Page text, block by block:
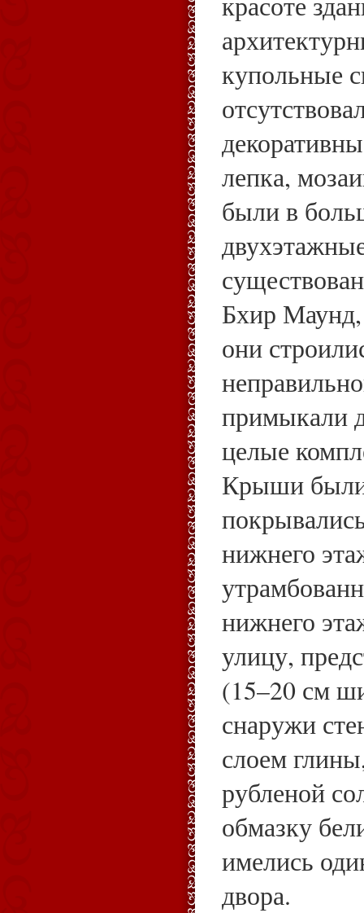
купольные
лепка,
были в
Бхир
они
примыкали
целые
Крыши
нижнего
нижнего
улицу,
(15–20 см
снаружи
слоем
рубленой
обмазку
имелись
двора.